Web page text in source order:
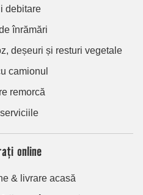
debitare
înrămări
deșeuri și resturi vegetale
camionul
remorcă
online
& livrare acasă